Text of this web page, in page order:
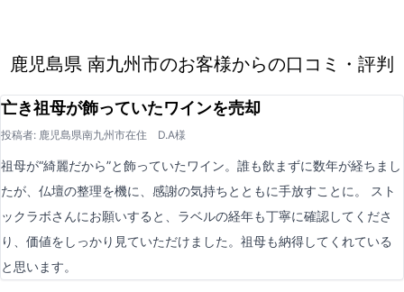
鹿児島県 南九州市のお客様からの口コミ・評判
亡き祖母が飾っていたワインを売却
投稿者: 鹿児島県南九州市在住 D.A様
祖母が“綺麗だから”と飾っていたワイン。誰も飲まずに数年が経ちまし
たが、仏壇の整理を機に、感謝の気持ちとともに手放すことに。 スト
ックラボさんにお願いすると、ラベルの経年も丁寧に確認してくださ
り、価値をしっかり見ていただけました。祖母も納得してくれている
と思います。